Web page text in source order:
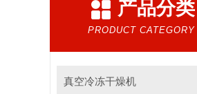
产品分类
PRODUCT CATEGORY
真空冷冻干燥机